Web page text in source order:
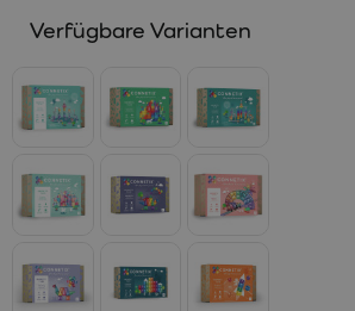
Verfügbare Varianten